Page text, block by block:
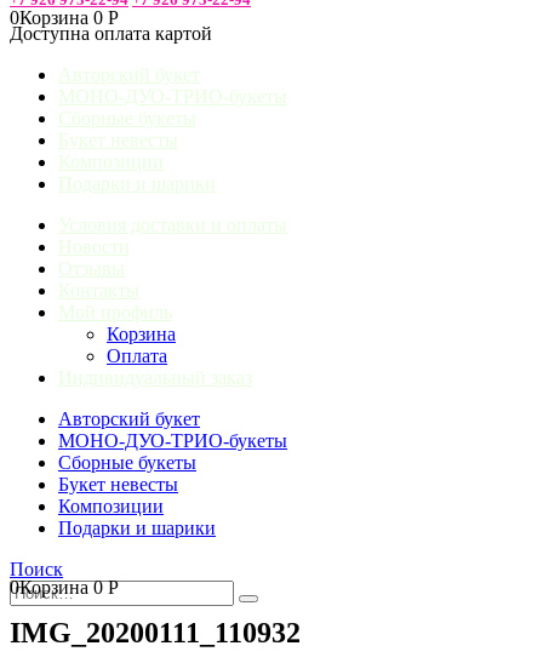
0Корзина 0 Р
Доступна оплата картой
Авторский букет
МОНО-ДУО-ТРИО-букеты
Сборные букеты
Букет невесты
Композиции
Подарки и шарики
Условия доставки и оплаты
Новости
Отзывы
Контакты
Мой профиль
Корзина
Оплата
Индивидуальный заказ
Авторский букет
МОНО-ДУО-ТРИО-букеты
Сборные букеты
Букет невесты
Композиции
Подарки и шарики
Поиск
0Корзина0Р
IMG_20200111_110932